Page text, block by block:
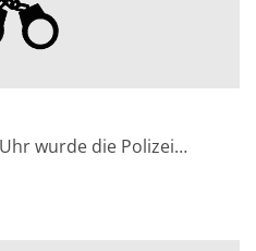
wurde die Polizei…